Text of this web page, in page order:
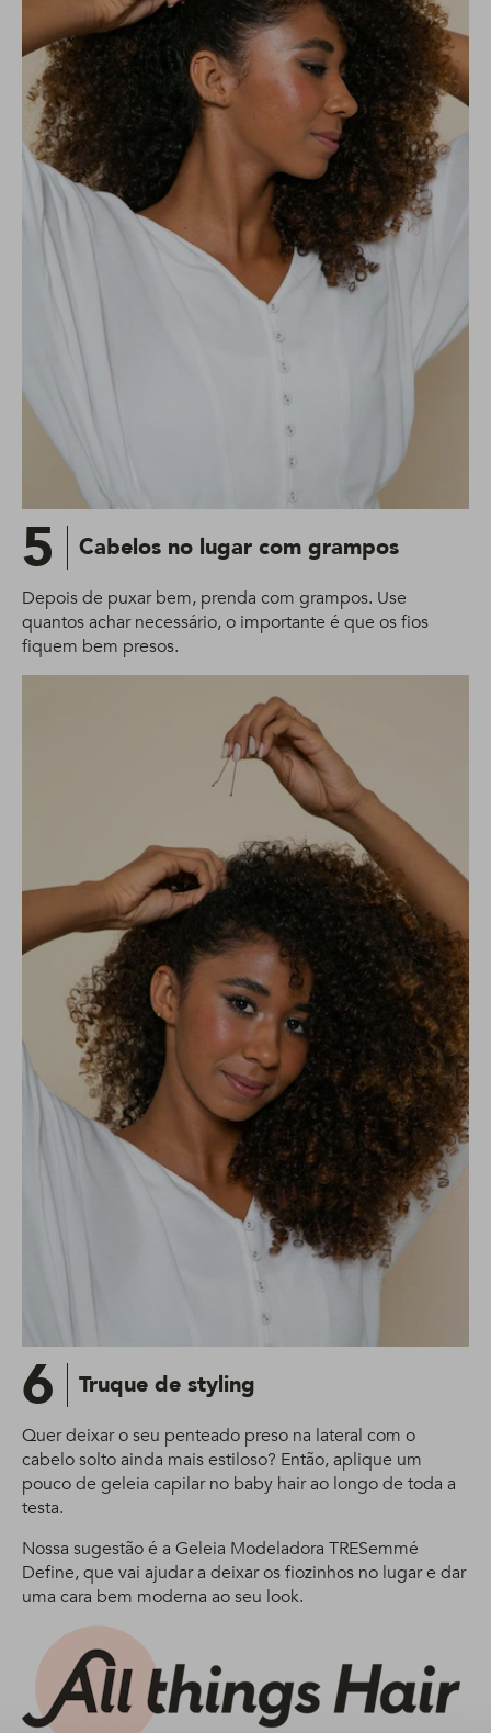
5 Cabelos no lugar com grampos
Depois de puxar bem, prenda com grampos. Use
quantos achar necessário, o importante é que os fios
fiquem bem presos.
6 Truque de styling
Quer deixar o seu penteado preso na lateral com o
cabelo solto ainda mais estiloso? Então, aplique um
pouco de geleia capilar no baby hair ao longo de toda a
testa.
Nossa sugestão é a Geleia Modeladora TRESemmé
Define, que vai ajudar a deixar os fiozinhos no lugar e dar
uma cara bem moderna ao seu look.